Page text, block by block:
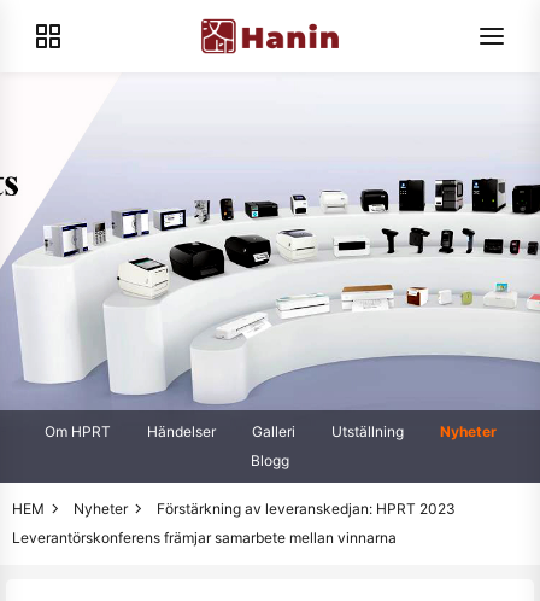
Om HPRT Händelser Galleri Utställning
Nyheter
Blogg
HEM Nyheter
Förstärkning av leveranskedjan: HPRT 2023
Leverantörskonferens främjar samarbete mellan vinnarna